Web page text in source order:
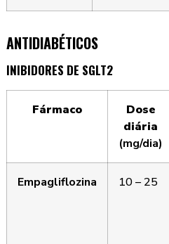
ANTIDIABÉTICOS
INIBIDORES DE SGLT2
Fármaco
Dose
diária
(mg/dia)
Empagliflozina 10 – 25